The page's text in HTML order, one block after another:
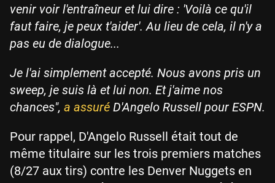
venir voir l'entraîneur et lui dire : 'Voilà ce qu'il
faut faire, je peux t'aider'. Au lieu de cela, il n'y a
pas eu de dialogue...
Je l'ai simplement accepté. Nous avons pris un
sweep, je suis là et lui non. Et j'aime nos
chances", a assuré D'Angelo Russell pour ESPN.
Pour rappel, D'Angelo Russell était tout de
même titulaire sur les trois premiers matches
(8/27 aux tirs) contre les Denver Nuggets en